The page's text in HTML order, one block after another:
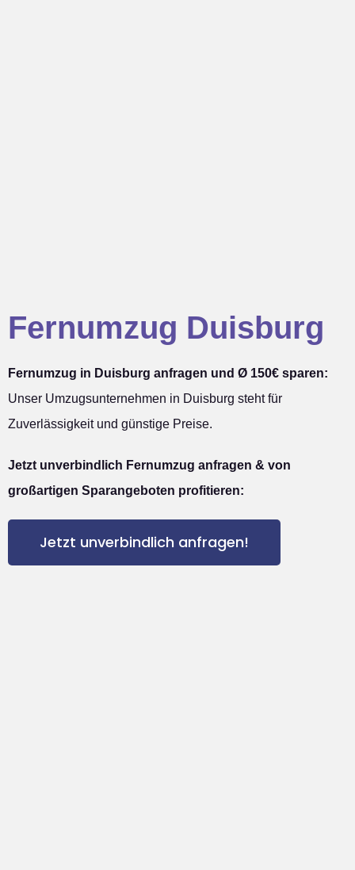
Fernumzug Duisburg
Fernumzug in Duisburg anfragen und Ø 150€ sparen:
Unser Umzugsunternehmen in Duisburg steht für
Zuverlässigkeit und günstige Preise.
Jetzt unverbindlich Fernumzug anfragen & von
großartigen Sparangeboten profitieren:
Jetzt unverbindlich anfragen!